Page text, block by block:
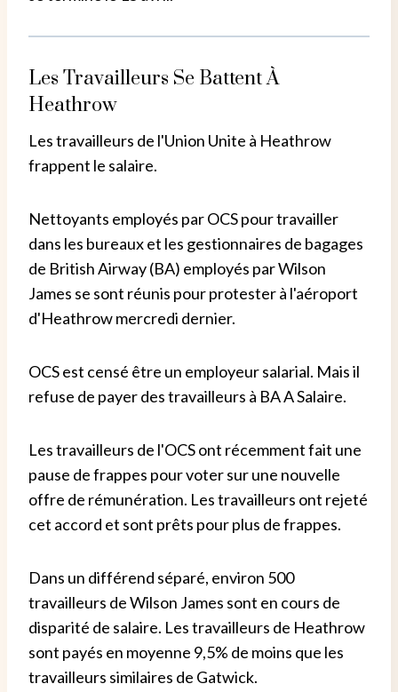
Les Travailleurs Se Battent À
Heathrow
Les travailleurs de l'Union Unite à Heathrow
frappent le salaire.
Nettoyants employés par OCS pour travailler
dans les bureaux et les gestionnaires de bagages
de British Airway (BA) employés par Wilson
James se sont réunis pour protester à l'aéroport
d'Heathrow mercredi dernier.
OCS est censé être un employeur salarial. Mais il
refuse de payer des travailleurs à BA A Salaire.
Les travailleurs de l'OCS ont récemment fait une
pause de frappes pour voter sur une nouvelle
offre de rémunération. Les travailleurs ont rejeté
cet accord et sont prêts pour plus de frappes.
Dans un différend séparé, environ 500
travailleurs de Wilson James sont en cours de
disparité de salaire. Les travailleurs de Heathrow
sont payés en moyenne 9,5% de moins que les
travailleurs similaires de Gatwick.